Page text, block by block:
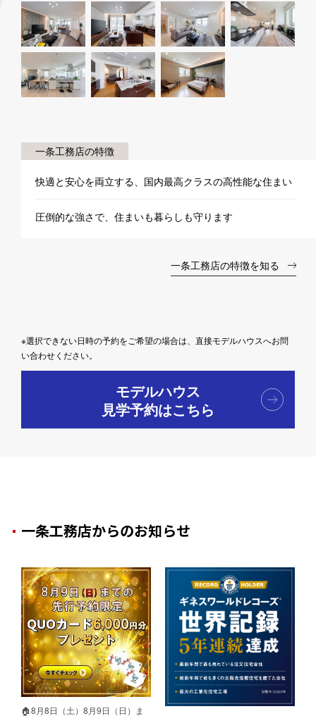
一条工務店の特徴
快適と安心を両立する、国内最高クラスの高性能な住まい
圧倒的な強さで、住まいも暮らしも守ります
一条工務店の特徴を知る
※選択できない日時の予約をご希望の場合は、直接モデルハウスへお問
い合わせください。
モデルハウス
見学予約はこちら
一条工務店からのお知らせ
🏠8月8日（土）8月9日（日）ま